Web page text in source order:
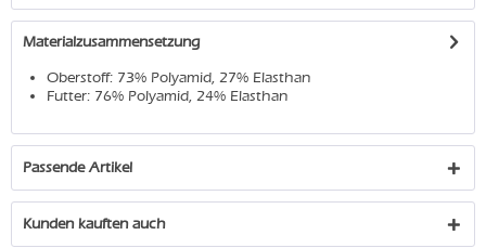
Materialzusammensetzung
Oberstoff: 73% Polyamid, 27% Elasthan
Futter: 76% Polyamid, 24% Elasthan
Passende Artikel
Kunden kauften auch